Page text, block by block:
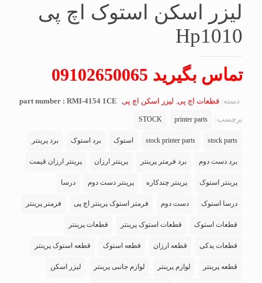
لیزر اسکن استوک اچ پی
Hp1010
تماس بگیرید 09102650065
part number : RMI-4154 1CE دسته: قطعات اچ پی لیزر اسکن اچ پی
برچسب: printer parts
STOCK
stock parts
stock printer parts استوک برد استوک برد پرینتر
برد دست دوم برد فرمتر پرینتر پرینتر ارزان پرینتر ارزان قیمت
پرینتر استوک پرینتر چندکاره پرینتر دست دوم درسا
درسا استوک دست دوم فرمتر استوک پرینتر اچ پی فرمتر پرینتر
قطعات استوک قطعات استوک پرینتر قطعات پرینتر
قطعات یدکی قطعه ارزان قطعه استوک قطعه استوک پرینتر
قطعه پرینتر لوازم پرینتر لوازم جانبی پرینتر لیزر اسکن